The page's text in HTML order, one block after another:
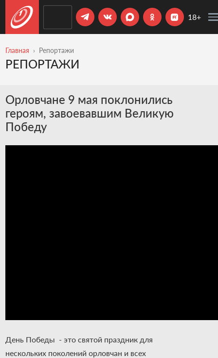
18+
Главная Репортажи
РЕПОРТАЖИ
Орловчане 9 мая поклонились
героям, завоевавшим Великую
Победу
День Победы - это святой праздник для
нескольких поколений орловчан и всех